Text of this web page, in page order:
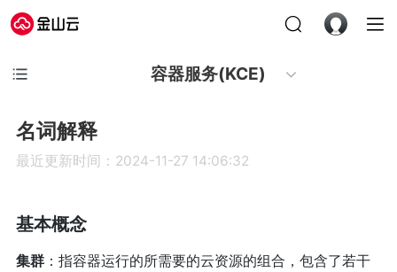
容器服务(KCE)
名词解释
最近更新时间：2024-11-27 14:06:32
基本概念
集群：指容器运行的所需要的云资源的组合，包含了若干